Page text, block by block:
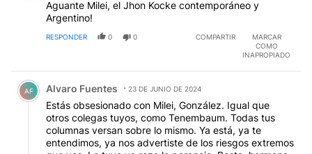
Aguante Milei, el Jhon Kocke contemporáneo y
Argentino!
RESPONDER 0 0 COMPARTIR
MARCAR
COMO
INAPROPIADO
Comentario de Alvaro Fuentes.
AF Alvaro Fuentes 23 DE JUNIO DE 2024
Estás obsesionado con Milei, González. Igual que
otros colegas tuyos, como Tenembaum. Todas tus
columnas versan sobre lo mismo. Ya está, ya te
entendimos, ya nos advertiste de los riesgos extremos